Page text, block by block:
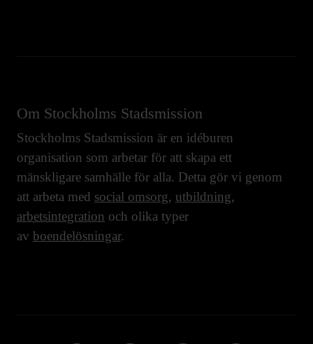
Om Stockholms Stadsmission
Stockholms Stadsmission är en idéburen
organisation som arbetar för att skapa ett
mänskligare samhälle för alla. Detta gör vi genom
att arbeta med social omsorg, utbildning,
arbetsintegration och olika typer
av boendelösningar.